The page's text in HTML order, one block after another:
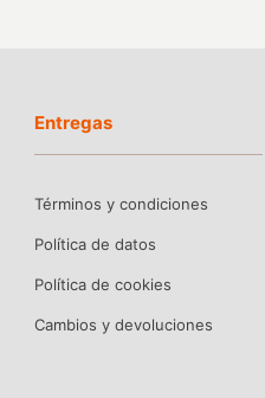
Entregas
Términos y condiciones
Política de datos
Política de cookies
Cambios y devoluciones